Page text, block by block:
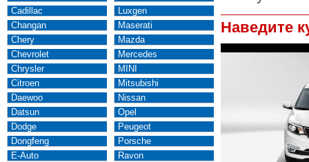
Cadillac
Changan
Chery
Chevrolet
Chrysler
Citroen
Daewoo
Datsun
Dodge
Dongfeng
E-Auto
Luxgen
Maserati
Mazda
Mercedes
MINI
Mitsubishi
Nissan
Opel
Peugeot
Porsche
Ravon
Наведите